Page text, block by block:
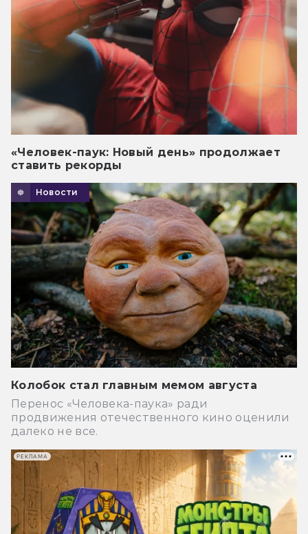
«Человек-паук: Новый день» продолжает
ставить рекорды
Новости
Колобок стал главным мемом августа
Перенос «Человека-паука» ради
продвижения отечественного кино оценили
далеко не все.
РЕКЛАМА